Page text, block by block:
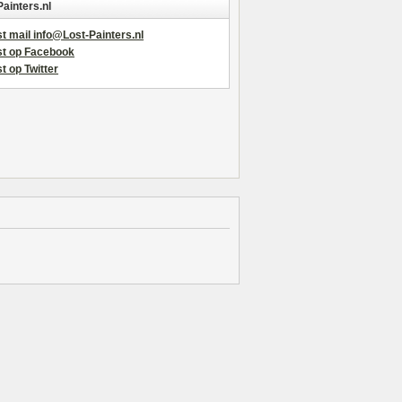
mail info@Lost-Painters.nl
op Facebook
op Twitter